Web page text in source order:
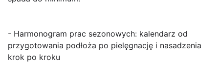
- Harmonogram prac sezonowych: kalendarz od
przygotowania podłoża po pielęgnację i nasadzenia
krok po kroku